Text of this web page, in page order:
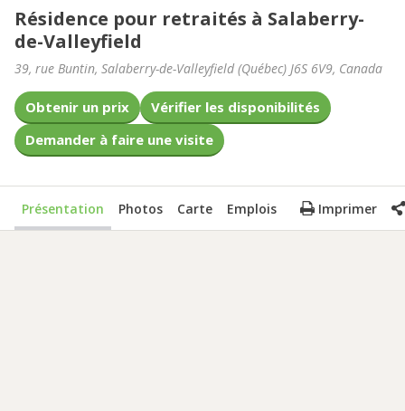
Résidence pour retraités à Salaberry-
de-Valleyfield
39, rue Buntin, Salaberry-de-Valleyfield(Québec) J6S 6V9, Canada
Obtenir un prix
Vérifier les disponibilités
Demander à faire une visite
Présentation Photos Carte Emplois Imprimer